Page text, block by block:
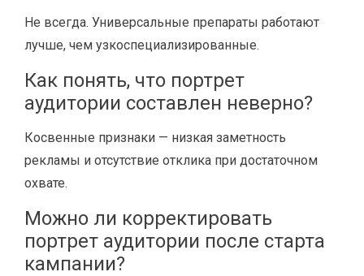
Не всегда. Универсальные препараты работают
лучше, чем узкоспециализированные.
Как понять, что портрет
аудитории составлен неверно?
Косвенные признаки — низкая заметность
рекламы и отсутствие отклика при достаточном
охвате.
Можно ли корректировать
портрет аудитории после старта
кампании?